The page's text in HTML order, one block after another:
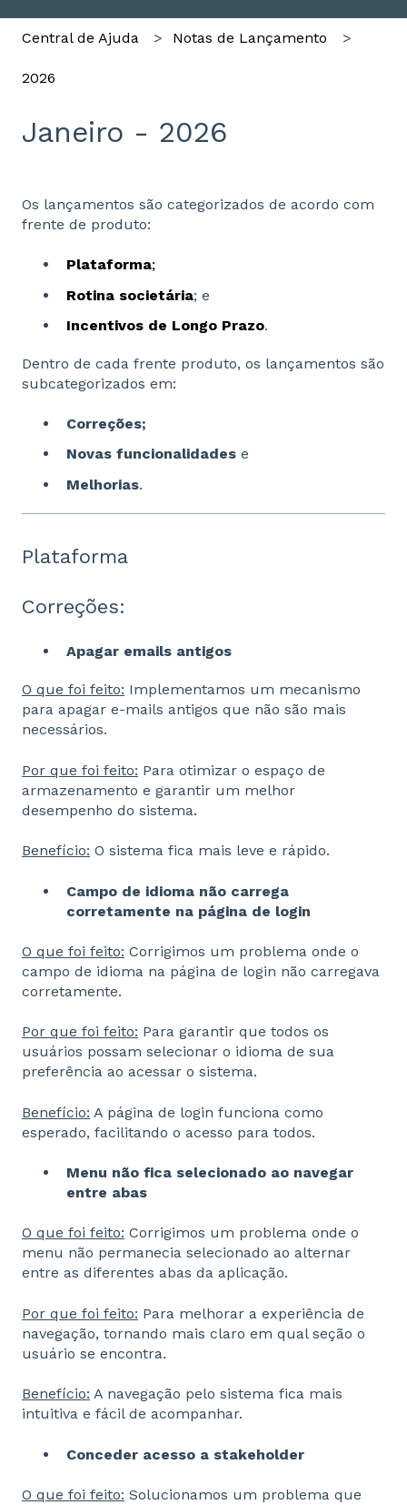
Central de Ajuda Notas de Lançamento
2026
Janeiro - 2026
Os lançamentos são categorizados de acordo com
frente de produto:
Plataforma;
Rotina societária; e
Incentivos de Longo Prazo.
Dentro de cada frente produto, os lançamentos são
subcategorizados em:
Correções;
Novas funcionalidades e
Melhorias.
Plataforma
Correções:
Apagar emails antigos
O que foi feito: Implementamos um mecanismo
para apagar e-mails antigos que não são mais
necessários.
Por que foi feito: Para otimizar o espaço de
armazenamento e garantir um melhor
desempenho do sistema.
Benefício: O sistema fica mais leve e rápido.
Campo de idioma não carrega
corretamente na página de login
O que foi feito: Corrigimos um problema onde o
campo de idioma na página de login não carregava
corretamente.
Por que foi feito: Para garantir que todos os
usuários possam selecionar o idioma de sua
preferência ao acessar o sistema.
Benefício: A página de login funciona como
esperado, facilitando o acesso para todos.
Menu não fica selecionado ao navegar
entre abas
O que foi feito: Corrigimos um problema onde o
menu não permanecia selecionado ao alternar
entre as diferentes abas da aplicação.
Por que foi feito: Para melhorar a experiência de
navegação, tornando mais claro em qual seção o
usuário se encontra.
Benefício: A navegação pelo sistema fica mais
intuitiva e fácil de acompanhar.
Conceder acesso a stakeholder
O que foi feito: Solucionamos um problema que